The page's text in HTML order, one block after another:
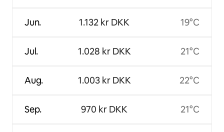
Jun.
Jul.
Aug.
Sep.
1.132 kr DKK
1.028 kr DKK
1.003 kr DKK
970 kr DKK
19°C
21°C
22°C
21°C